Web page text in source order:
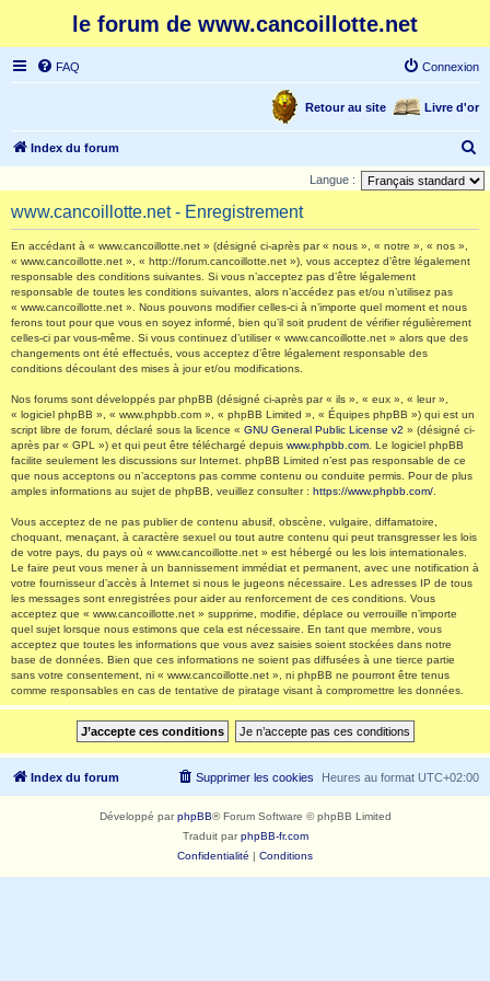
le forum de www.cancoillotte.net
FAQ Connexion
Livre d'or
Retour au site
Index du forum
e
Langue :
www.cancoillotte.net - Enregistrement
En accédant à « www.cancoillotte.net » (désigné ci-après par « nous », « notre », « nos »,
« www.cancoillotte.net », « http://forum.cancoillotte.net »), vous acceptez d’être légalement
responsable des conditions suivantes. Si vous n’acceptez pas d’être légalement
responsable de toutes les conditions suivantes, alors n’accédez pas et/ou n’utilisez pas
« www.cancoillotte.net ». Nous pouvons modifier celles-ci à n’importe quel moment et nous
ferons tout pour que vous en soyez informé, bien qu’il soit prudent de vérifier régulièrement
celles-ci par vous-même. Si vous continuez d’utiliser « www.cancoillotte.net » alors que des
changements ont été effectués, vous acceptez d’être légalement responsable des
conditions découlant des mises à jour et/ou modifications.
Nos forums sont développés par phpBB (désigné ci-après par « ils », « eux », « leur »,
« logiciel phpBB », « www.phpbb.com », « phpBB Limited », « Équipes phpBB ») qui est un
script libre de forum, déclaré sous la licence « GNU General Public License v2 » (désigné ci-
après par « GPL ») et qui peut être téléchargé depuis www.phpbb.com . Le logiciel phpBB
facilite seulement les discussions sur Internet. phpBB Limited n’est pas responsable de ce
que nous acceptons ou n’acceptons pas comme contenu ou conduite permis. Pour de plus
amples informations au sujet de phpBB, veuillez consulter : https://www.phpbb.com/
Vous acceptez de ne pas publier de contenu abusif, obscène, vulgaire, diffamatoire,
choquant, menaçant, à caractère sexuel ou tout autre contenu qui peut transgresser les lois
de votre pays, du pays où « www.cancoillotte.net » est hébergé ou les lois internationales.
Le faire peut vous mener à un bannissement immédiat et permanent, avec une notification à
votre fournisseur d’accès à Internet si nous le jugeons nécessaire. Les adresses IP de tous
les messages sont enregistrées pour aider au renforcement de ces conditions. Vous
acceptez que « www.cancoillotte.net » supprime, modifie, déplace ou verrouille n’importe
quel sujet lorsque nous estimons que cela est nécessaire. En tant que membre, vous
acceptez que toutes les informations que vous avez saisies soient stockées dans notre
base de données. Bien que ces informations ne soient pas diffusées à une tierce partie
sans votre consentement, ni « www.cancoillotte.net », ni phpBB ne pourront être tenus
comme responsables en cas de tentative de piratage visant à compromettre les données.
Index du forum Heures au format UTC+02:00
Supprimer les cookies
Développé parphpBB® Forum Software © phpBB Limited
Traduit parphpBB-fr.com
Confidentialité | Conditions